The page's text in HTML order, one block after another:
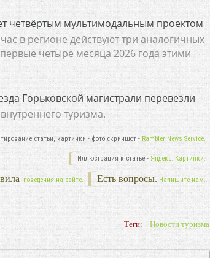
четвёртым мультимодальным проектом
в регионе действуют три аналогичных
четыре месяца 2026 года этими
Горьковской магистрали перевезли
туризма.
статьи, картинки - фото скриншот - Rambler News Service.
Иллюстрация к статье - Яндекс. Картинки.
Есть вопросы. Напишите нам.
поведения на сайте.
Теги: Новости туризма